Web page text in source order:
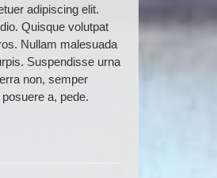
adipiscing elit.
Quisque volutpat
Nullam malesuada
Suspendisse urna
non, semper
a, pede.